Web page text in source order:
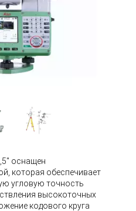
оснащен
которая обеспечивает
угловую точность
высокоточных
кодового круга